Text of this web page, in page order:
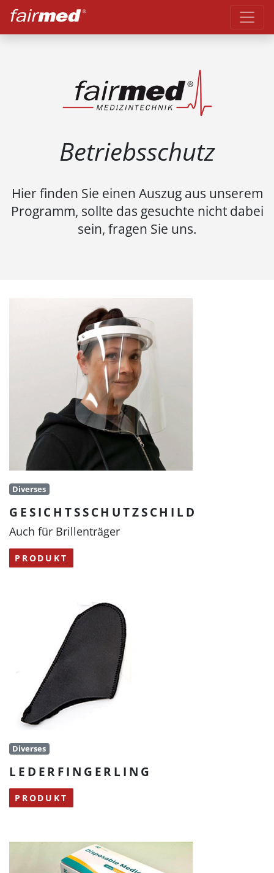
Betriebsschutz
Hier finden Sie einen Auszug aus unserem
Programm, sollte das gesuchte nicht dabei
sein, fragen Sie uns.
Diverses
GESICHTSSCHUTZSCHILD
Auch für Brillenträger
PRODUKT
Diverses
LEDERFINGERLING
PRODUKT